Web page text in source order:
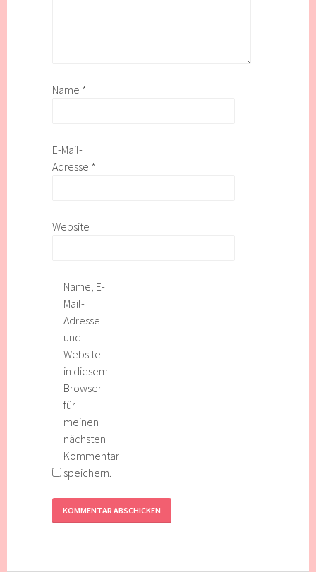
Name *
E-Mail-
Adresse *
Website
Name, E-
Mail-
Adresse
und
Website
in diesem
Browser
für
meinen
nächsten
Kommentar
speichern.